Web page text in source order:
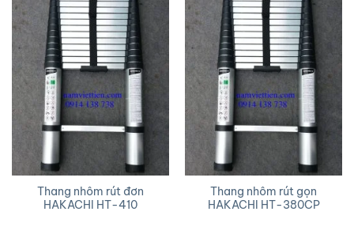
Thang nhôm rút đơn
HAKACHI HT-410
Thang nhôm rút gọn
HAKACHI HT-380CP